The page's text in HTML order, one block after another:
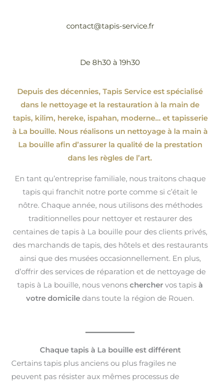
contact@tapis-service.fr
De 8h30 à 19h30
Depuis des décennies, Tapis Service est spécialisé
dans le nettoyage et la restauration à la main de
tapis, kilim, hereke, ispahan, moderne…et tapisserie
à La bouille. Nous réalisons un nettoyage à la main à
La bouille afin d’assurer la qualité de la prestation
dans les règles de l’art.
En tant qu’entreprise familiale, nous traitons chaque
tapis qui franchit notre porte comme si c’était le
nôtre. Chaque année, nous utilisons des méthodes
traditionnelles pour nettoyer et restaurer des
centaines de tapis à La bouille pour des clients privés,
des marchands de tapis, des hôtels et des restaurants
ainsi que des musées occasionnellement. En plus,
d’offrir des services de réparation et de nettoyage de
tapis à La bouille, nous venons chercher vos tapis à
votre domicile dans toute la région de Rouen.
Chaque tapis à La bouille est différent
Certains tapis plus anciens ou plus fragiles ne
peuvent pas résister aux mêmes processus de